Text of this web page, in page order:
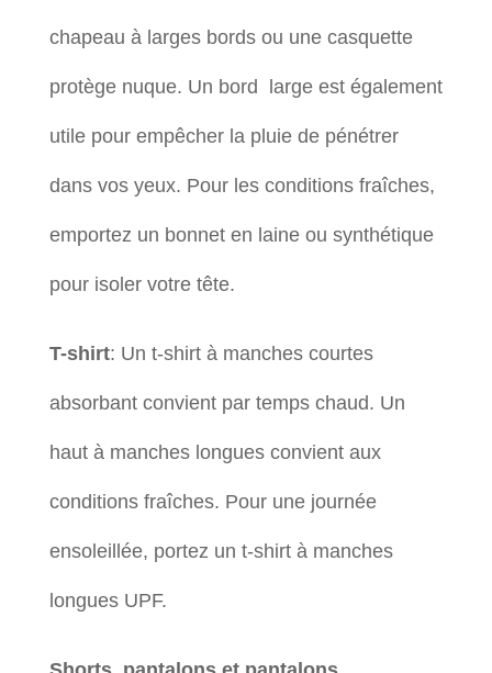
chapeau à larges bords ou une casquette
protège nuque. Un bord large est également
utile pour empêcher la pluie de pénétrer
dans vos yeux. Pour les conditions fraîches,
emportez un bonnet en laine ou synthétique
pour isoler votre tête.
T-shirt: Un t-shirt à manches courtes
absorbant convient par temps chaud. Un
haut à manches longues convient aux
conditions fraîches. Pour une journée
ensoleillée, portez un t-shirt à manches
longues UPF.